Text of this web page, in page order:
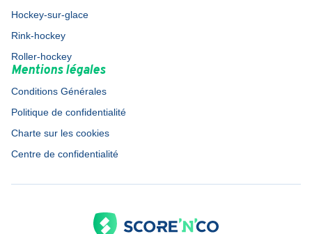
Hockey-sur-glace
Rink-hockey
Roller-hockey
Mentions légales
Conditions Générales
Politique de confidentialité
Charte sur les cookies
Centre de confidentialité